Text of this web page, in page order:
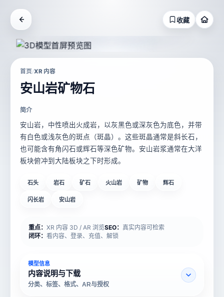
收藏
首页/XR 内容
安山岩矿物石
简介
安山岩，中性喷出火成岩，以灰黑色或深灰色为底色，并带
有白色或浅灰色的斑点（斑晶）。这些斑晶通常是斜长石，
也可能含有角闪石或辉石等深色矿物。安山岩浆通常在大洋
板块俯冲到大陆板块之下时形成。
石头 岩石 矿石 火山岩 矿物 辉石
闪长岩 安山岩
重点： XR 内容 3D / AR 浏览SEO： 真实内容可检索
闭环： 看内容、登录、充值、解锁
模型信息
内容说明与下载
分类、标签、格式、AR与授权